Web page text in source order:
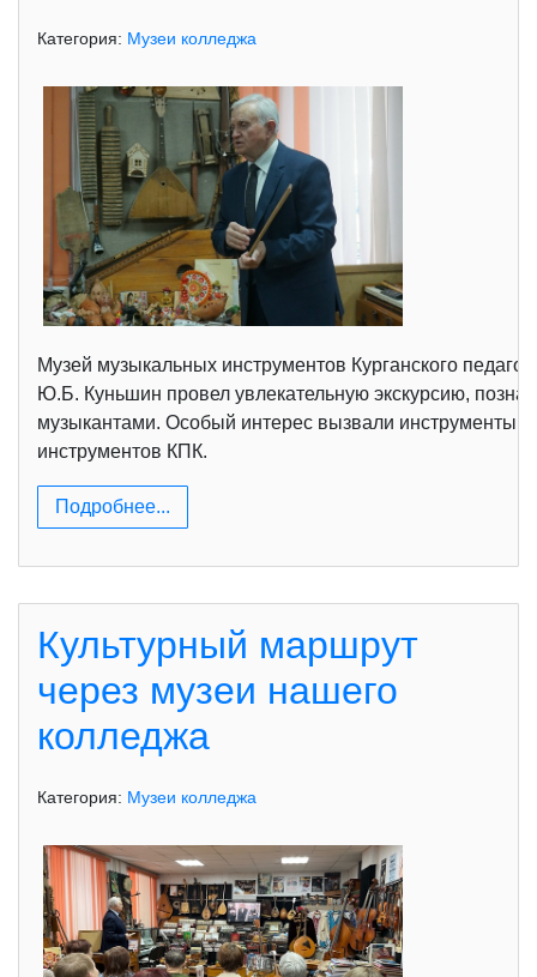
Категория: Музеи колледжа
Музей музыкальных инструментов Курганского
Ю.Б. Куньшин провел увлекательную экскурсию,
музыкантами. Особый интерес вызвали инструменты
инструментов КПК.
Подробнее...
Культурный маршрут
через музеи нашего
колледжа
Категория: Музеи колледжа